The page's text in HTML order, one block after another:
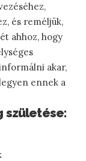
és reméljük,
ahhoz, hogy
akar,
ennek a
születése: